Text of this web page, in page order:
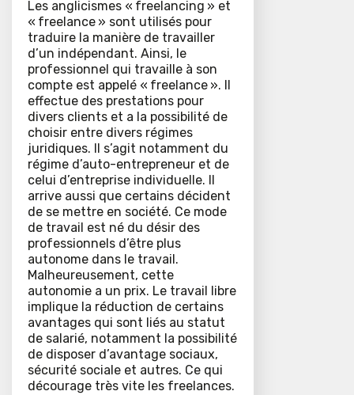
Les anglicismes « freelancing » et
« freelance » sont utilisés pour
traduire la manière de travailler
d’un indépendant. Ainsi, le
professionnel qui travaille à son
compte est appelé « freelance ». Il
effectue des prestations pour
divers clients et a la possibilité de
choisir entre divers régimes
juridiques. Il s’agit notamment du
régime d’auto-entrepreneur et de
celui d’entreprise individuelle. Il
arrive aussi que certains décident
de se mettre en société. Ce mode
de travail est né du désir des
professionnels d’être plus
autonome dans le travail.
Malheureusement, cette
autonomie a un prix. Le travail libre
implique la réduction de certains
avantages qui sont liés au statut
de salarié, notamment la possibilité
de disposer d’avantage sociaux,
sécurité sociale et autres. Ce qui
décourage très vite les freelances.